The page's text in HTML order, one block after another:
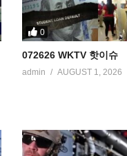
0
072626 WKTV 핫이슈
admin AUGUST 1, 2026